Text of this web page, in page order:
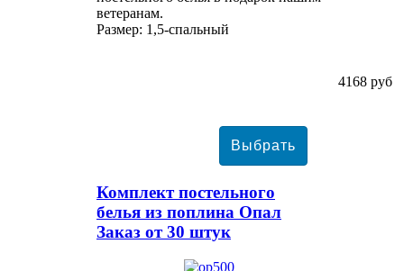
ветеранам.
Размер: 1,5-спальный
4168 руб
Комплект постельного
белья из поплина Опал
Заказ от 30 штук